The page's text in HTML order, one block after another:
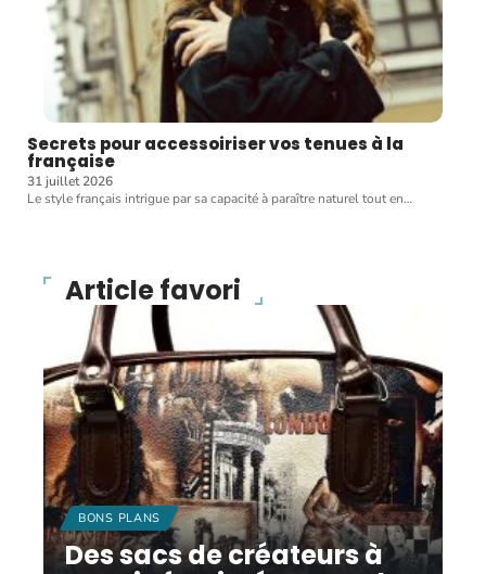
Secrets pour accessoiriser vos tenues à la
française
31 juillet 2026
Le style français intrigue par sa capacité à paraître naturel tout en…
Article favori
BONS PLANS
Des sacs de créateurs à